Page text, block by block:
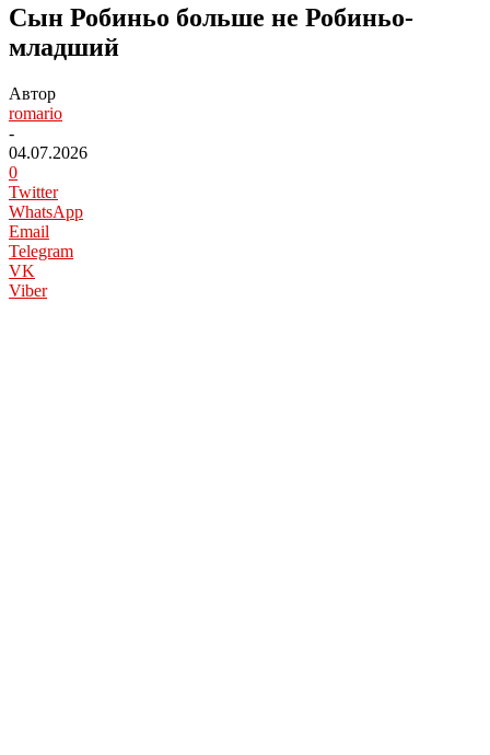
Сын Робиньо больше не Робиньо-
младший
Автор
romario
-
04.07.2026
0
Twitter
WhatsApp
Email
Telegram
VK
Viber